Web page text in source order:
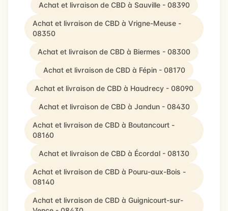
Achat et livraison de CBD à Sauville - 08390
Achat et livraison de CBD à Vrigne-Meuse -
08350
Achat et livraison de CBD à Biermes - 08300
Achat et livraison de CBD à Fépin - 08170
Achat et livraison de CBD à Haudrecy - 08090
Achat et livraison de CBD à Jandun - 08430
Achat et livraison de CBD à Boutancourt -
08160
Achat et livraison de CBD à Écordal - 08130
Achat et livraison de CBD à Pouru-aux-Bois -
08140
Achat et livraison de CBD à Guignicourt-sur-